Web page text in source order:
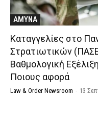
ΑΜΥΝΑ
Καταγγελίες στο
Στρατιωτικών
Βαθμολογική
Ποιους αφορά
Law & Order Newsroom - 13